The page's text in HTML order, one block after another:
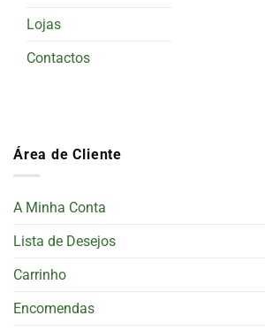
Lojas
Contactos
Área de Cliente
A Minha Conta
Lista de Desejos
Carrinho
Encomendas